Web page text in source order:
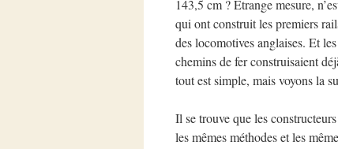
143,5 cm ? Étrange mesure,
qui ont construit les premiers
des locomotives anglaises. Et
chemins de fer construisaient
tout est simple, mais voyons la
Il se trouve que les
les mêmes méthodes et les